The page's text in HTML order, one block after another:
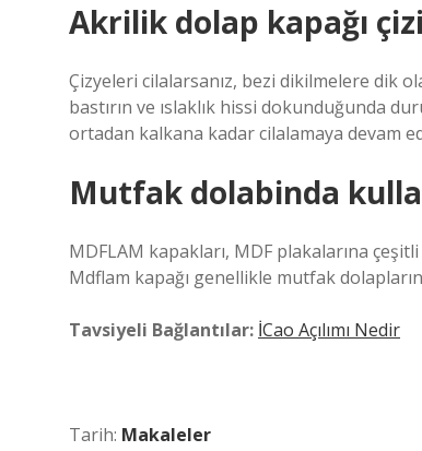
Akrilik dolap kapağı
Çizyeleri cilalarsanız, bezi dikilmelere dik
bastırın ve ıslaklık hissi dokunduğunda
ortadan kalkana kadar cilalamaya devam
Mutfak dolabinda
MDFLAM kapakları, MDF plakalarına
Mdflam kapağı genellikle mutfak
Tavsiyeli Bağlantılar: İCao Açılımı Nedir
Tarih: Makaleler